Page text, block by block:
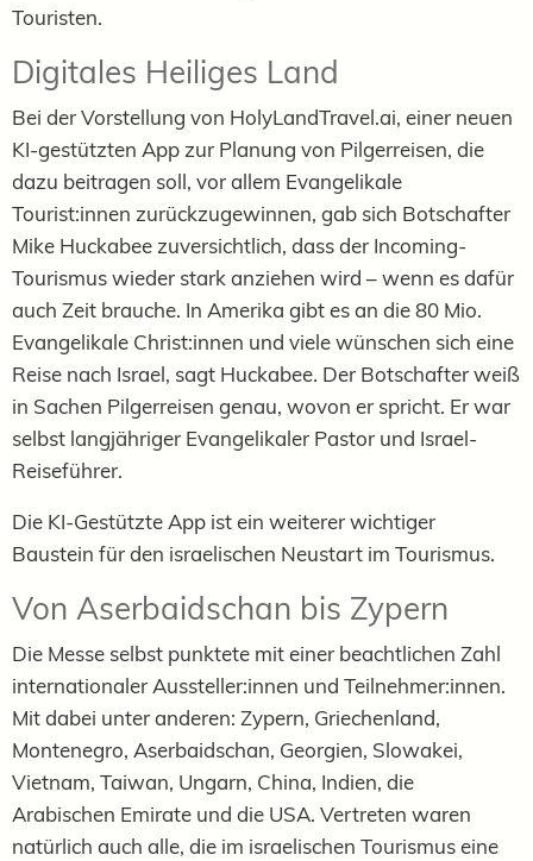
Touristen.
Digitales Heiliges Land
Bei der Vorstellung von HolyLandTravel.ai, einer neuen
KI-gestützten App zur Planung von Pilgerreisen, die
dazu beitragen soll, vor allem Evangelikale
Tourist:innen zurückzugewinnen, gab sich Botschafter
Mike Huckabee zuversichtlich, dass der Incoming-
Tourismus wieder stark anziehen wird – wenn es dafür
auch Zeit brauche. In Amerika gibt es an die 80 Mio.
Evangelikale Christ:innen und viele wünschen sich eine
Reise nach Israel, sagt Huckabee. Der Botschafter weiß
in Sachen Pilgerreisen genau, wovon er spricht. Er war
selbst langjähriger Evangelikaler Pastor und Israel-
Reiseführer.
Die KI-Gestützte App ist ein weiterer wichtiger
Baustein für den israelischen Neustart im Tourismus.
Von Aserbaidschan bis Zypern
Die Messe selbst punktete mit einer beachtlichen Zahl
internationaler Aussteller:innen und Teilnehmer:innen.
Mit dabei unter anderen: Zypern, Griechenland,
Montenegro, Aserbaidschan, Georgien, Slowakei,
Vietnam, Taiwan, Ungarn, China, Indien, die
Arabischen Emirate und die USA. Vertreten waren
natürlich auch alle, die im israelischen Tourismus eine